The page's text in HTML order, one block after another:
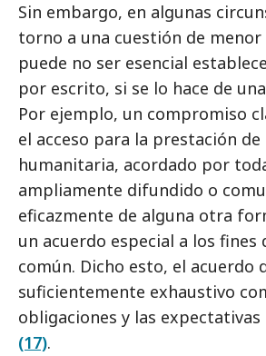
Sin embargo, en algunas
torno a una cuestión de
puede no ser esencial
por escrito, si se lo hace de
Por ejemplo, un compromiso
el acceso para la prestación de
humanitaria, acordado por
ampliamente difundido o
eficazmente de alguna otra
un acuerdo especial a los fines
común. Dicho esto, el acuerdo
suficientemente exhaustivo
obligaciones y las expectativas
(17).